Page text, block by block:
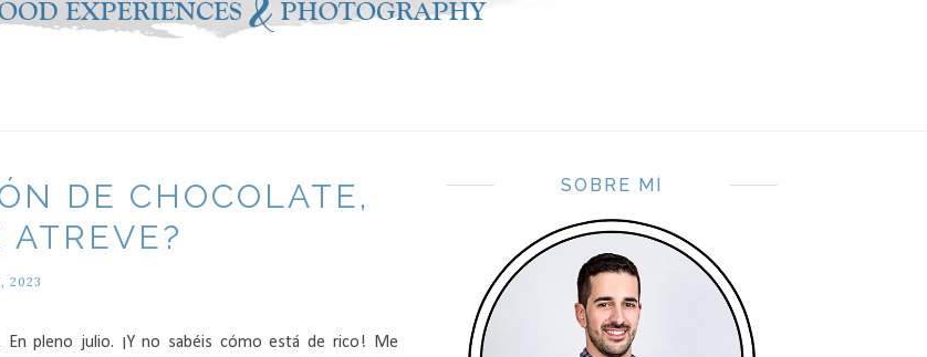
DE CHOCOLATE,
ATREVE?
2023
En pleno julio. ¡Y no sabéis cómo está de rico! Me
SOBRE MÍ